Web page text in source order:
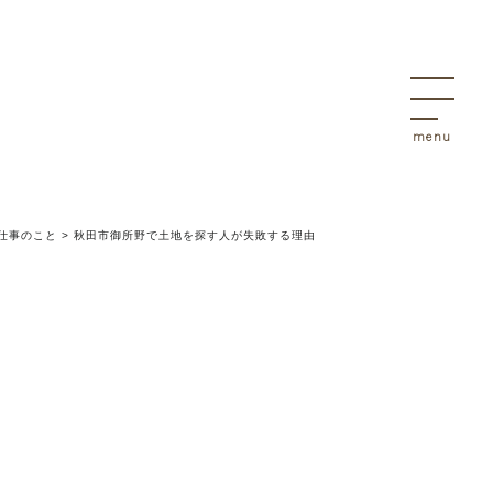
事のこと > 秋田市御所野で土地を探す人が失敗する理由